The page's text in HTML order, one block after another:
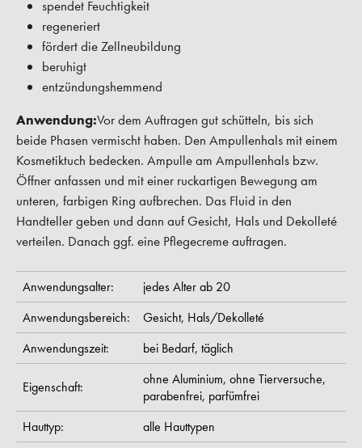
spendet Feuchtigkeit
regeneriert
fördert die Zellneubildung
beruhigt
entzündungshemmend
Anwendung:Vor dem Auftragen gut schütteln, bis sich
beide Phasen vermischt haben. Den Ampullenhals mit einem
Kosmetiktuch bedecken. Ampulle am Ampullenhals bzw.
Öffner anfassen und mit einer ruckartigen Bewegung am
unteren, farbigen Ring aufbrechen. Das Fluid in den
Handteller geben und dann auf Gesicht, Hals und Dekolleté
verteilen. Danach ggf. eine Pflegecreme auftragen.
Anwendungsalter:
jedes Alter ab 20
Anwendungsbereich:
Gesicht, Hals/Dekolleté
Anwendungszeit:
bei Bedarf, täglich
Eigenschaft: ohne Aluminium, ohne Tierversuche,
parabenfrei, parfümfrei
Hauttyp:
alle Hauttypen